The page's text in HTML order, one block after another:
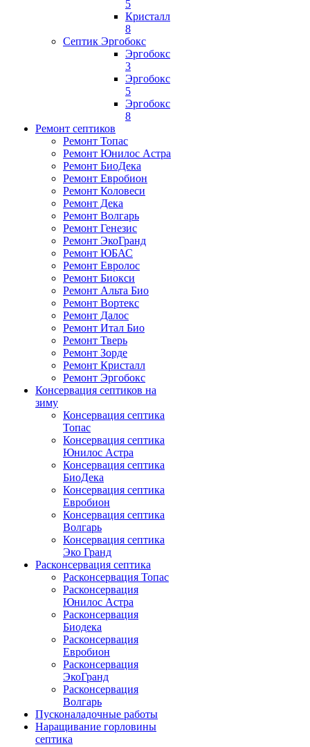
5
Кристалл
8
Септик Эргобокс
Эргобокс
3
Эргобокс
5
Эргобокс
8
Ремонт септиков
Ремонт Топас
Ремонт Юнилос Астра
Ремонт БиоДека
Ремонт Евробион
Ремонт Коловеси
Ремонт Дека
Ремонт Волгарь
Ремонт Генезис
Ремонт ЭкоГранд
Ремонт ЮБАС
Ремонт Евролос
Ремонт Биокси
Ремонт Альта Био
Ремонт Вортекс
Ремонт Далос
Ремонт Итал Био
Ремонт Тверь
Ремонт Зорде
Ремонт Кристалл
Ремонт Эргобокс
Консервация септиков на
зиму
Консервация септика
Топас
Консервация септика
Юнилос Астра
Консервация септика
БиоДека
Консервация септика
Евробион
Консервация септика
Волгарь
Консервация септика
Эко Гранд
Расконсервация септика
Расконсервация Топас
Расконсервация
Юнилос Астра
Расконсервация
Биодека
Расконсервация
Евробион
Расконсервация
ЭкоГранд
Расконсервация
Волгарь
Пусконаладочные работы
Наращивание горловины
септика